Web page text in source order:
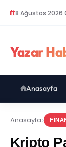
8 Ağustos 2026
Yazar
Anasayfa
Anasayfa
Kripto